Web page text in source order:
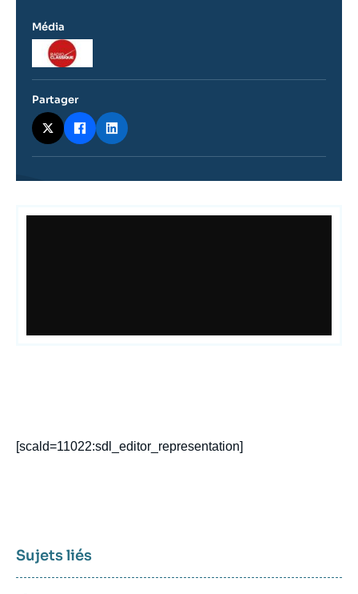
Contenu
[scald=11022:sdl_editor_representation]
Média
Logo
Partager
Sujets liés